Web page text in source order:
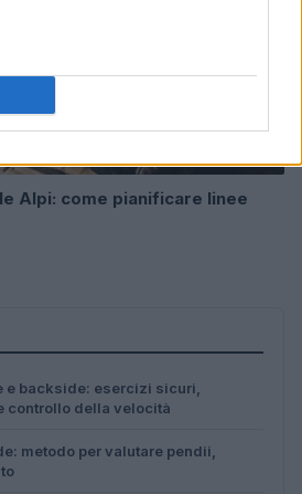
Alpi: come pianificare linee
e backside: esercizi sicuri,
controllo della velocità
metodo per valutare pendii,